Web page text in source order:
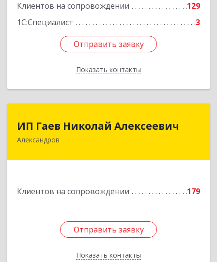
Клиентов на сопровождении
129
1С:Специалист
3
Отправить заявку
Показать контакты
Отправить заявку
Назад
ИП Гаев Николай Алексеевич
Александров
Клиентов на сопровождении 179
Отправить заявку
Показать контакты
ИП Гаев Николай Алексеевич
601650, Владимирская обл, Александровский р-
Отправить заявку
Назад